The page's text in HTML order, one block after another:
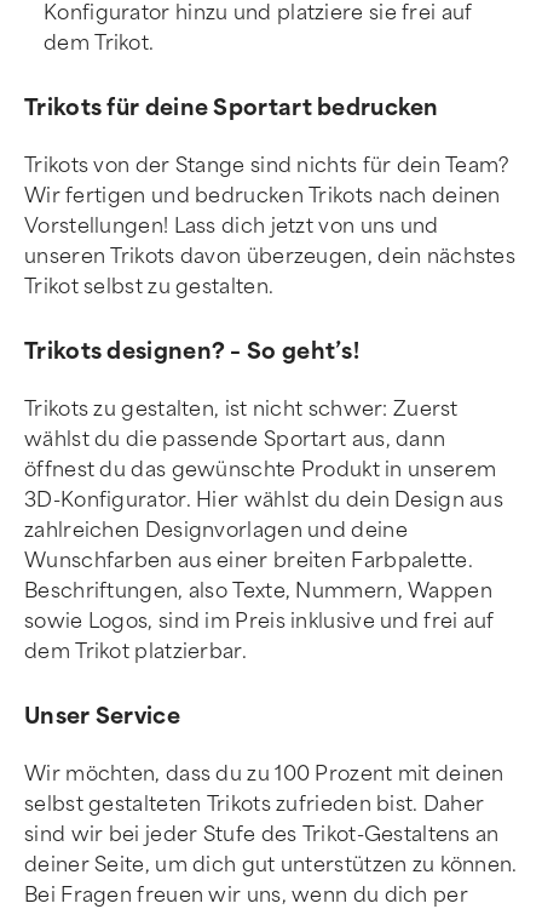
Konfigurator hinzu und platziere sie frei auf
dem Trikot.
Trikots für deine Sportart bedrucken
Trikots von der Stange sind nichts für dein Team?
Wir fertigen und bedrucken Trikots nach deinen
Vorstellungen! Lass dich jetzt von uns und
unseren Trikots davon überzeugen, dein nächstes
Trikot selbst zu gestalten.
Trikots designen? – So geht’s!
Trikots zu gestalten, ist nicht schwer: Zuerst
wählst du die passende Sportart aus, dann
öffnest du das gewünschte Produkt in unserem
3D-Konfigurator. Hier wählst du dein Design aus
zahlreichen Designvorlagen und deine
Wunschfarben aus einer breiten Farbpalette.
Beschriftungen, also Texte, Nummern, Wappen
sowie Logos, sind im Preis inklusive und frei auf
dem Trikot platzierbar.
Unser Service
Wir möchten, dass du zu 100 Prozent mit deinen
selbst gestalteten Trikots zufrieden bist. Daher
sind wir bei jeder Stufe des Trikot-Gestaltens an
deiner Seite, um dich gut unterstützen zu können.
Bei Fragen freuen wir uns, wenn du dich per